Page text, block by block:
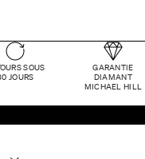
SOUS
JOURS
GARANTIE
DIAMANT
MICHAEL HILL